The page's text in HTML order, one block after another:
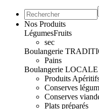
Nos Produits
LégumesFruits
sec
Boulangerie
Pains
Boulangerie LOCALE
Produits
Conserves
Conserves
Plats préparés